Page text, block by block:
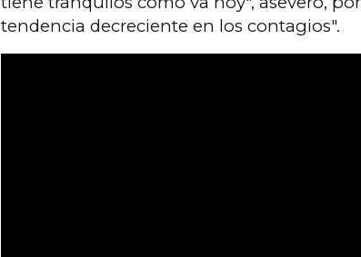
tendencia decreciente en los contagios".